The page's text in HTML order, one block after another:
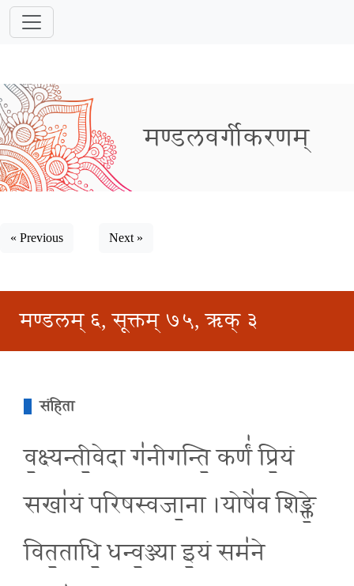
मण्डलवर्गीकरणम्
« Previous Next »
मण्डलम् ६, सूक्तम् ७५, ऋक् ३
संहिता
व॒क्ष्यन्ती॒वेदा ग॑नीगन्ति॒ कर्णं॑ प्रि॒यं
सखा॑यं परिषस्वजा॒ना ।योषे॑व शिङ्क्ते॒
वित॒ताधि॒ धन्व॒ञ्ज्या इ॒यं सम॑ने